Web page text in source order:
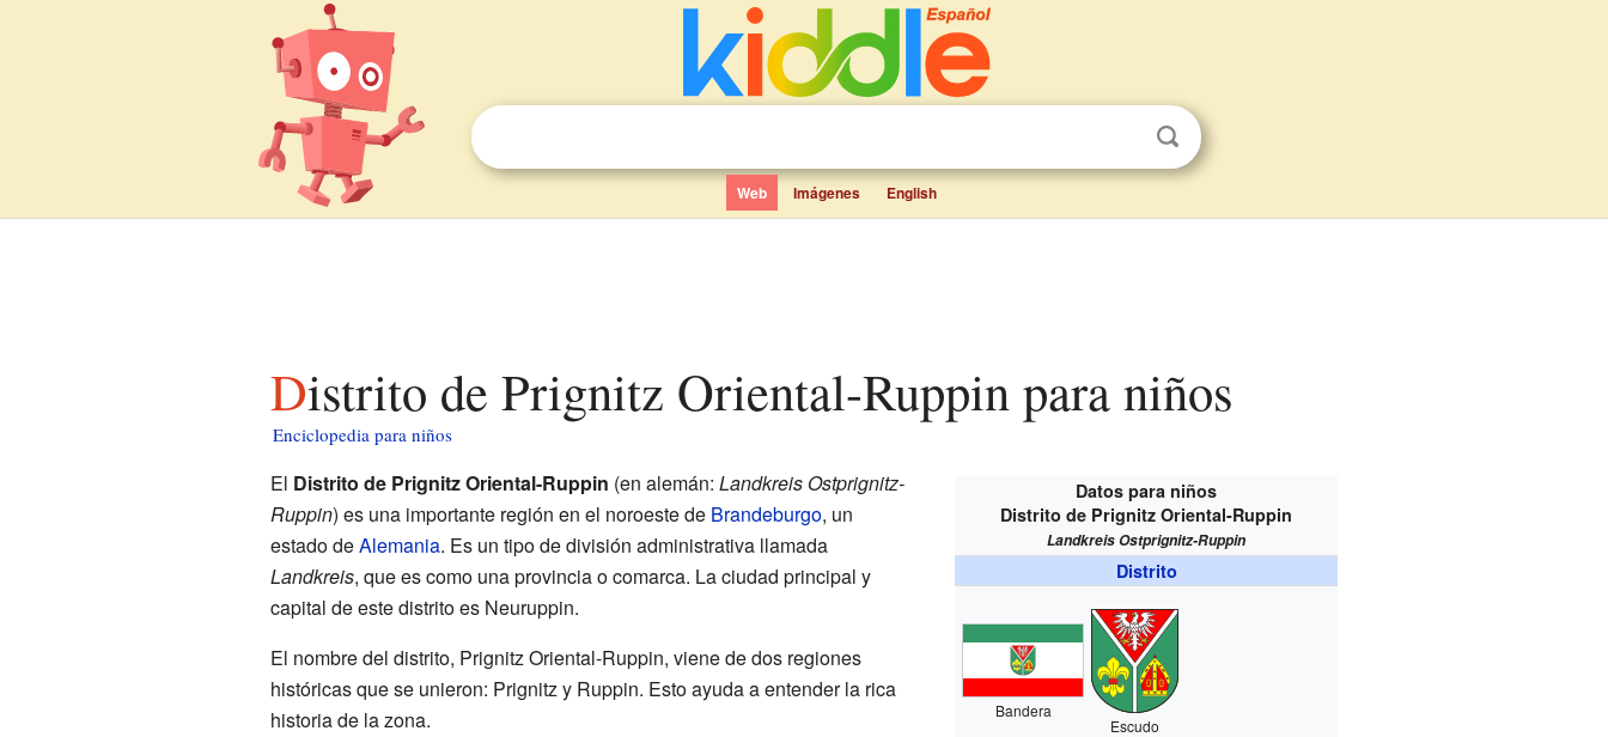
Web Imágenes English
Distrito de Prignitz Oriental-Ruppin para niños
Enciclopedia para niños
Datos para niños
Distrito de Prignitz Oriental-Ruppin
Landkreis Ostprignitz-Ruppin
Distrito
Bandera
Escudo
El Distrito de Prignitz Oriental-Ruppin (en alemán: Landkreis Ostprignitz-
Ruppin) es una importante región en el noroeste de Brandeburgo, un
estado deAlemania. Es un tipo de división administrativa llamada
Landkreis, que es como una provincia o comarca. La ciudad principal y
capital de este distrito es Neuruppin.
El nombre del distrito, Prignitz Oriental-Ruppin, viene de dos regiones
históricas que se unieron: Prignitz y Ruppin. Esto ayuda a entender la rica
historia de la zona.